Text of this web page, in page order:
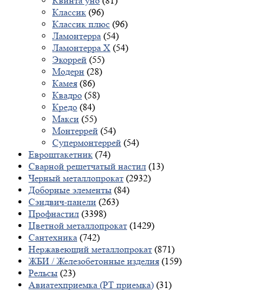
Классик (96)
Классик плюс (96)
Ламонтерра (54)
Ламонтерра X (54)
Экоррей (55)
Модерн (28)
Камея (86)
Квадро (58)
Кредо (84)
Макси (55)
Монтеррей (54)
Супермонтеррей (54)
Евроштакетник (74)
Сварной решетчатый настил (13)
Черный металлопрокат (2932)
Доборные элементы (84)
Сэндвич-панели (263)
Профнастил (3398)
Цветной металлопрокат (1429)
Сантехника (742)
Нержавеющий металлопрокат (871)
ЖБИ / Железобетонные изделия (159)
Рельсы (23)
Авиатехприемка (РТ приемка) (31)